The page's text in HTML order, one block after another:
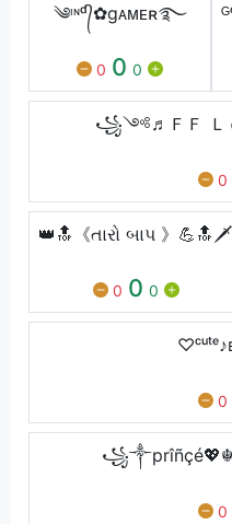
༄ᶦᶰᵈ᭄✿gᴀᴍᴇʀ࿐
0 0 0
꧁༺♬ＦＦ Ｌ
0
👑🔝《તારો બાપ ‍‍‍‍‍》💪🔝🗡
0 0 0
0
0